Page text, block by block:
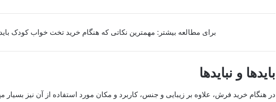
برای مطالعه بیشتر: مهمترین نکاتی که هنگام خرید تخت خواب کودک باید
بایدها و نبایدها
در هنگام خرید فرش، علاوه ­بر زیبایی و جنس، کاربرد و مکان مورد استفاده از آن نیز